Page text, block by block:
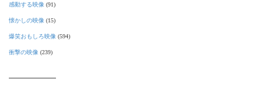
感動する映像 (91)
懐かしの映像 (15)
爆笑おもしろ映像 (594)
衝撃の映像 (239)